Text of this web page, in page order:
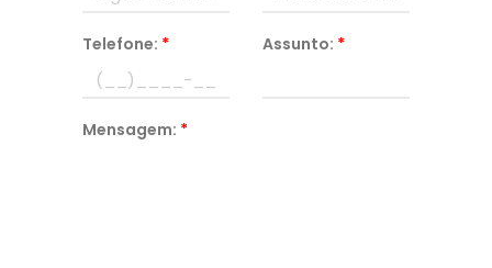
Telefone: * Assunto: *
Mensagem: *